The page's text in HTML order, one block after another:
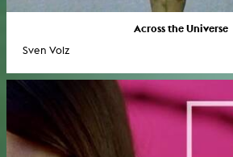
Across the Universe
Sven Volz